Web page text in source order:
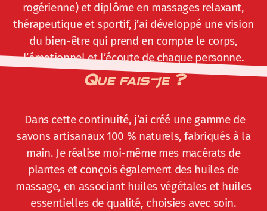
rogérienne) et diplôme en massages relaxant,
thérapeutique et sportif, j’ai développé une vision
du bien-être qui prend en compte le corps,
l’émotionnel et l’écoute de chaque personne.
Que fais-je ?
Dans cette continuité, j’ai créé une gamme de
savons artisanaux 100 % naturels, fabriqués à la
main. Je réalise moi-même mes macérats de
plantes et conçois également des huiles de
massage, en associant huiles végétales et huiles
essentielles de qualité, choisies avec soin.